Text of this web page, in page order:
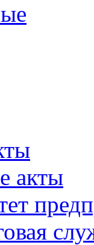
акты